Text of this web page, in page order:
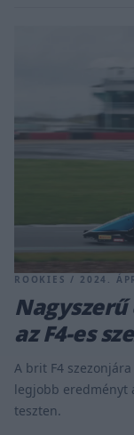
ROOKIES / 2024.
az F4-es
A brit F4
legjobb eredményt
teszten.